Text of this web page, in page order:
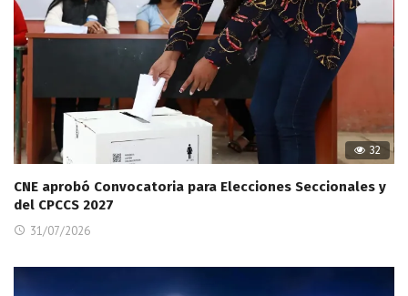
32
CNE aprobó Convocatoria para Elecciones Seccionales y
del CPCCS 2027
31/07/2026